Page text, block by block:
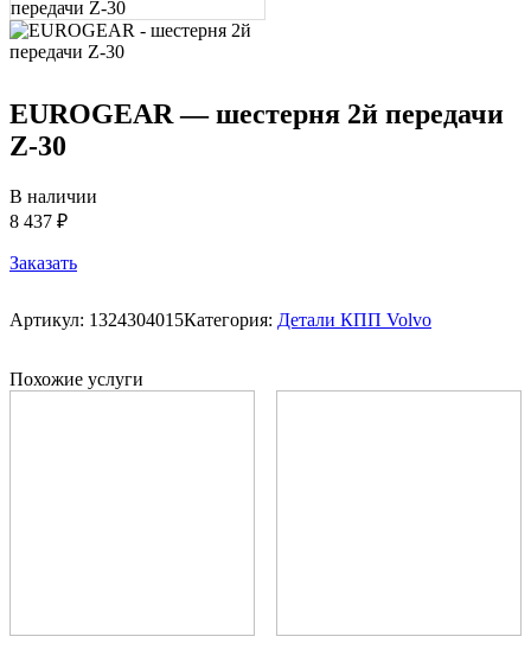
EUROGEAR — шестерня 2й передачи
Z-30
В наличии
8 437 ₽
Заказать
Артикул: 1324304015Категория: Детали КПП Volvo
Похожие услуги